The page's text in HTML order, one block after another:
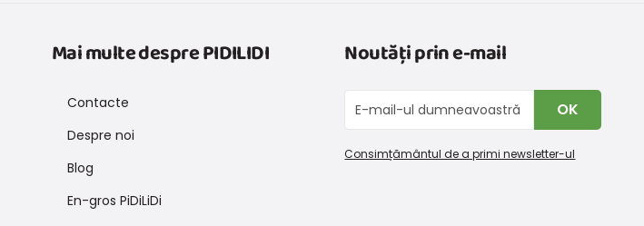
Mai multe despre PIDILIDI
Contacte
Despre noi
Blog
En-gros PiDiLiDi
Noutăți prin e-mail
OK
Consimțământul de a primi newsletter-ul